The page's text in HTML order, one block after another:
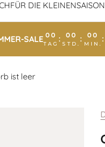
FÜR DIE KLEINENSAISON
SALE 00
TAG : 00
STD. : 00
MIN. :
ist leer